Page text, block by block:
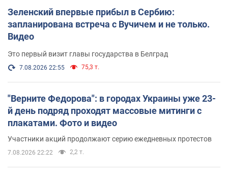
Зеленский впервые прибыл в Сербию:
запланирована встреча с Вучичем и не только.
Видео
Это первый визит главы государства в Белград
7.08.2026 22:55 75,3 т.
"Верните Федорова": в городах Украины уже 23-
й день подряд проходят массовые митинги с
плакатами. Фото и видео
Участники акций продолжают серию ежедневных протестов
7.08.2026 22:22 2,2 т.